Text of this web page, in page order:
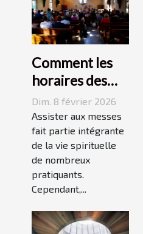
Comment les
horaires des
messes
facilitent la vie
des pratiquants
?
Dim. 8 février 2026
Assister aux messes
fait partie intégrante
de la vie spirituelle
de nombreux
pratiquants.
Cependant,...